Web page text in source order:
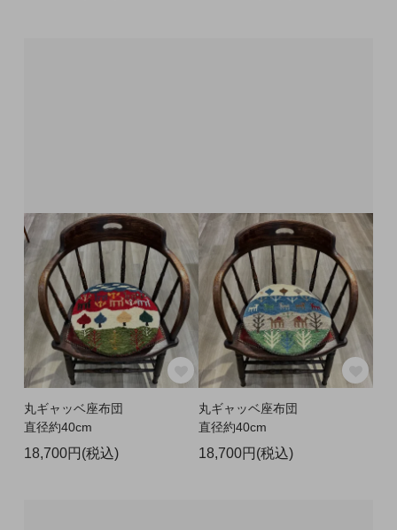
丸ギャッベ座布団
直径約40cm
18,700円(税込)
丸ギャッベ座布団
直径約40cm
18,700円(税込)